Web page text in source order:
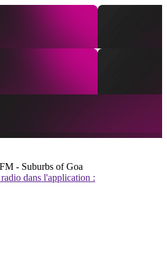
- Suburbs of Goa
dans l'application :